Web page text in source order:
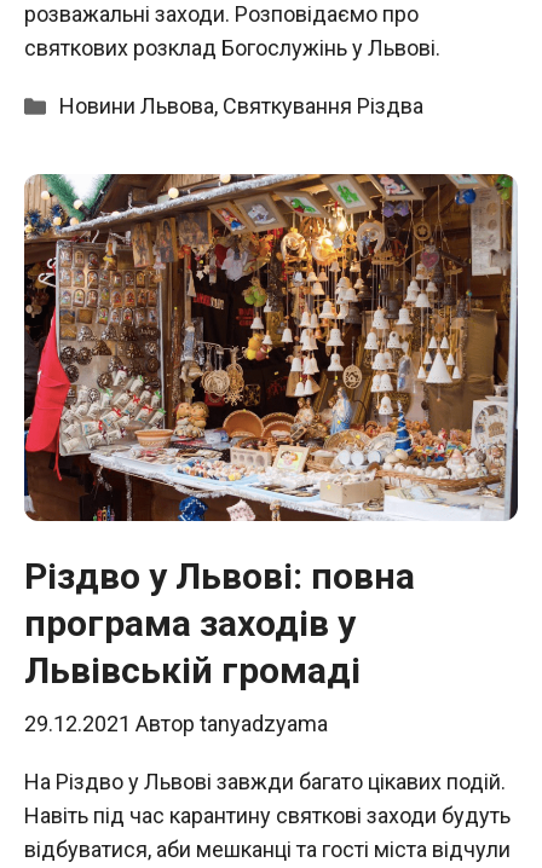
розважальні заходи. Розповідаємо про
святкових розклад Богослужінь у Львові.
Категорії
Новини Львова, Святкування Різдва
Різдво у Львові: повна
програма заходів у
Львівській громаді
29.12.2021 Автор tanyadzyama
На Різдво у Львові завжди багато цікавих подій.
Навіть під час карантину святкові заходи будуть
відбуватися, аби мешканці та гості міста відчули